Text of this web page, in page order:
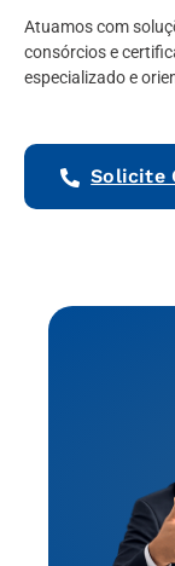
Atuamos com
consórcios e
especializado e
Solicite